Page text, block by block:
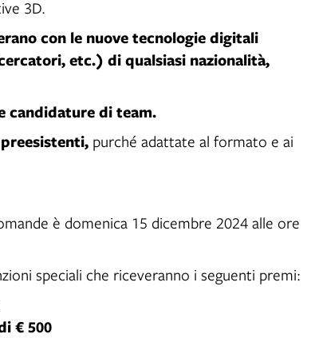
3D.
con le nuove tecnologie digitali
etc.) di qualsiasi nazionalità,
candidature di team.
purché adattate al formato e ai
è domenica 15 dicembre 2024 alle ore
speciali che riceveranno i seguenti premi:
€ 500